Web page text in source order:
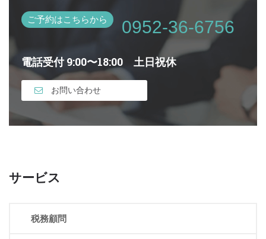
ご予約はこちらから 0952-36-6756
電話受付 9:00〜18:00 土日祝休
お問い合わせ
サービス
税務顧問